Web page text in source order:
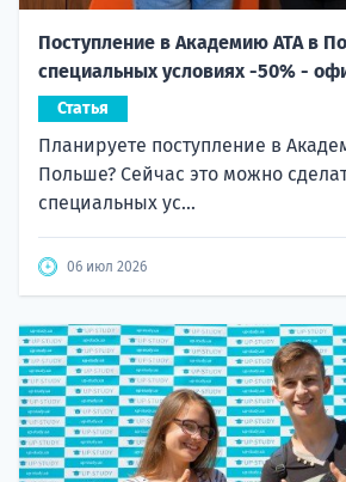
Поступление в Академию ATA в
специальных условиях -50% -
Статья
Планируете поступление в
Польше? Сейчас это можно
специальных ус...
06 июл 2026